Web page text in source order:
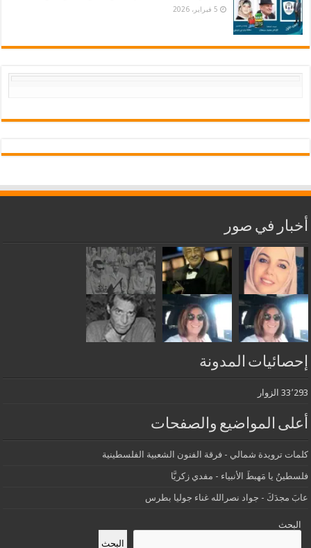
5 فبراير، 2026
أخبار في صور
إحصائيات المدونة
33٬293 الزوار
أعلى المواضيع والصفحات
كلمات ترويدة شمالي - فرقة الفنون الشعبية الفلسطينية
فلسطينُ يا مَهبطَ الأنبياء - مفدي زكريَّا
عابَ مجدَكَ - جواد نصرالله غناء جوليا بطرس
البحث
البحث